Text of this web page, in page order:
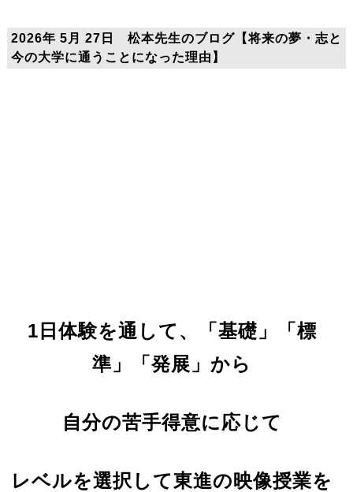
2026年 5月 27日 松本先生のブログ【将来の夢・志と
今の大学に通うことになった理由】
1日体験を通して、「基礎」「標
準」「発展」から
自分の苦手得意に応じて
レベルを選択して東進の映像授業を